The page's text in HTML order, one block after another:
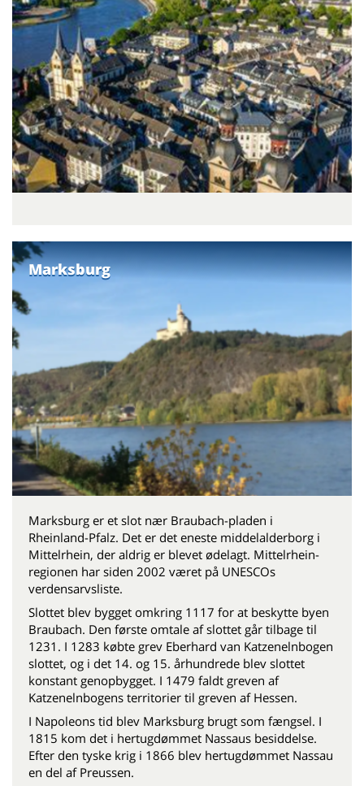
Marksburg
Marksburg er et slot nær Braubach-pladen i
Rheinland-Pfalz. Det er det eneste middelalderborg i
Mittelrhein, der aldrig er blevet ødelagt. Mittelrhein-
regionen har siden 2002 været på UNESCOs
verdensarvsliste.
Slottet blev bygget omkring 1117 for at beskytte byen
Braubach. Den første omtale af slottet går tilbage til
1231. I 1283 købte grev Eberhard van Katzenelnbogen
slottet, og i det 14. og 15. århundrede blev slottet
konstant genopbygget. I 1479 faldt greven af ​​
Katzenelnbogens territorier til greven af ​​Hessen.
I Napoleons tid blev Marksburg brugt som fængsel. I
1815 kom det i hertugdømmet Nassaus besiddelse.
Efter den tyske krig i 1866 blev hertugdømmet Nassau
en del af Preussen.